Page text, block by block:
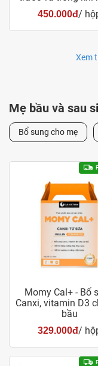
thai
450.000đ/
Xem
Mẹ bầu và sau
Bổ sung cho mẹ
Momy Cal+ - Bổ
Canxi, vitamin D3
bầu
329.000đ/